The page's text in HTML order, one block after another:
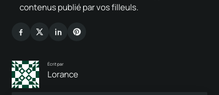
contenus publié par vos filleuls.
Écrit par
Lorance